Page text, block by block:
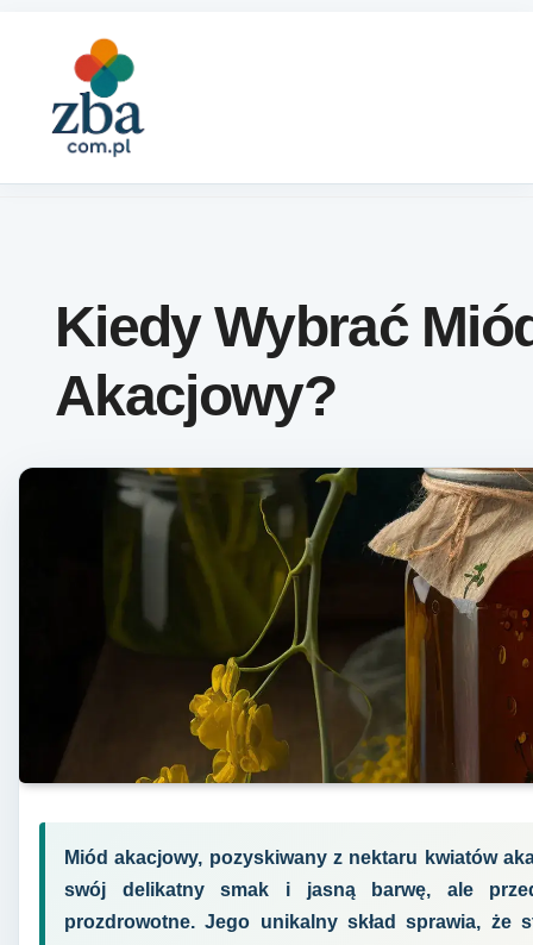
Kiedy Wybrać
Akacjowy?
Miód akacjowy, pozyskiwany z nektaru kwiatów
swój delikatny smak i jasną barwę, ale
prozdrowotne. Jego unikalny skład sprawia, że